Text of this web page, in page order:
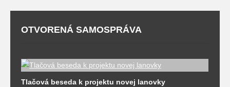
OTVORENÁ SAMOSPRÁVA
Tlačová beseda k projektu novej lanovky